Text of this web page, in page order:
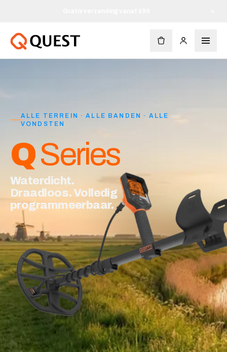
ALLE TERREIN · ALLE BANDEN · ALLE
VONDSTEN
QSeries
Waterdicht.
Draadloos. Volledig
programmeerbaar.